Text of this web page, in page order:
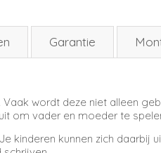
Garantie
wordt deze niet alleen
om vader en moeder te
kinderen kunnen zich daarbij